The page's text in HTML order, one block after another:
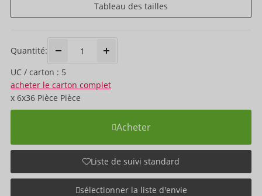
Tableau des tailles
Quantité:
UC / carton : 5
acheter le carton complet
x 6x36 Pièce Pièce
Acheter
Liste de suivi standard
sélectionner la liste d'envie